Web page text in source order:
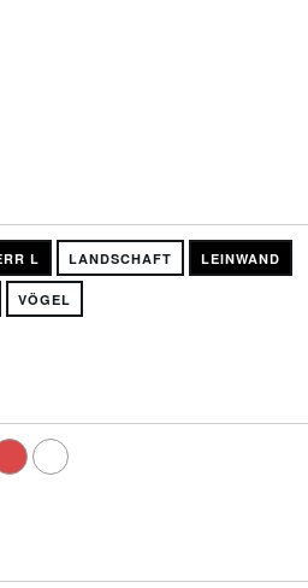
L LANDSCHAFT LEINWAND
VÖGEL